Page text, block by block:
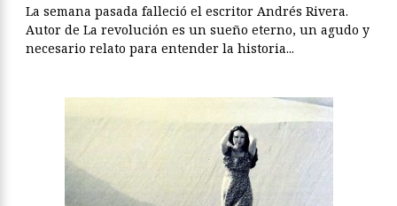
La semana pasada falleció el escritor Andrés Rivera.
Autor de La revolución es un sueño eterno, un agudo y
necesario relato para entender la historia...